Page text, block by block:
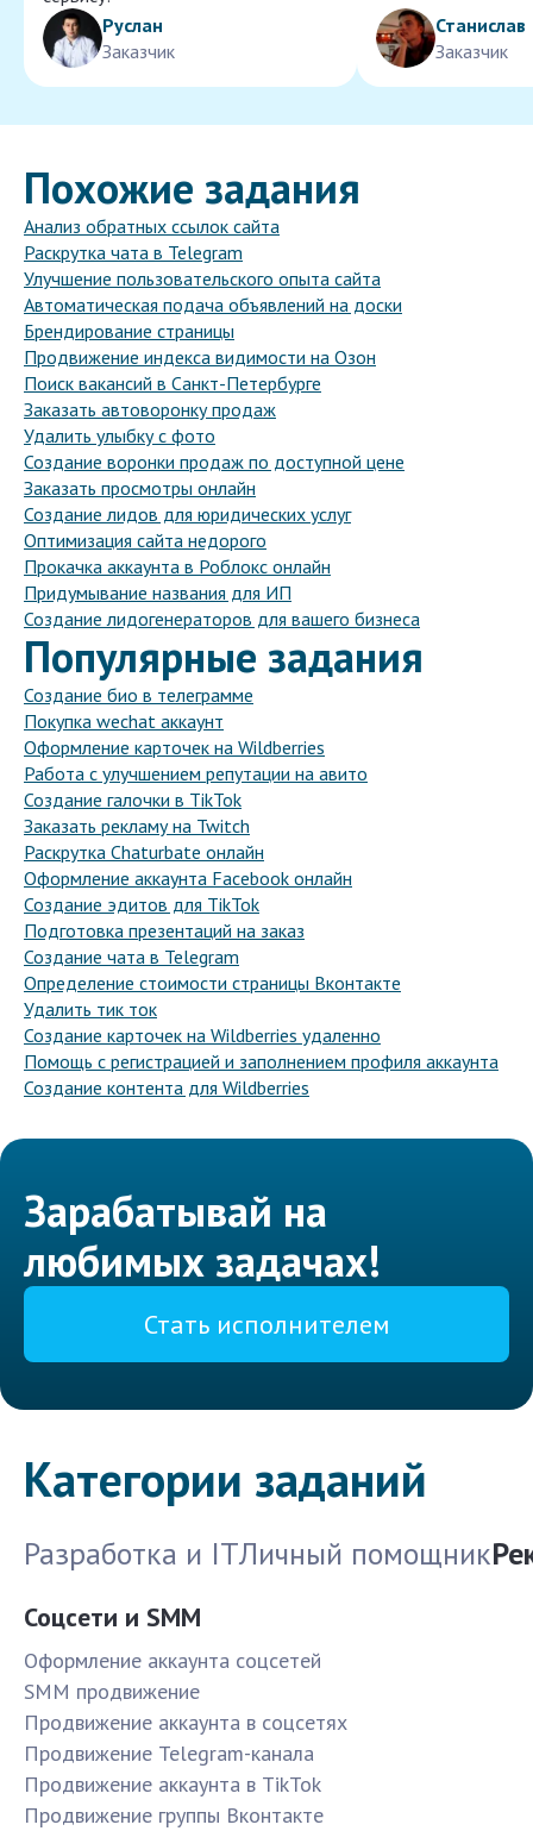
Руслан
Заказчик
Станислав
Заказчик
Похожие задания
Анализ обратных ссылок сайта
Раскрутка чата в Telegram
Улучшение пользовательского опыта сайта
Автоматическая подача объявлений на доски
Брендирование страницы
Продвижение индекса видимости на Озон
Поиск вакансий в Санкт-Петербурге
Заказать автоворонку продаж
Удалить улыбку с фото
Создание воронки продаж по доступной цене
Заказать просмотры онлайн
Создание лидов для юридических услуг
Оптимизация сайта недорого
Прокачка аккаунта в Роблокс онлайн
Придумывание названия для ИП
Создание лидогенераторов для вашего бизнеса
Популярные задания
Создание био в телеграмме
Покупка wechat аккаунт
Оформление карточек на Wildberries
Работа с улучшением репутации на авито
Создание галочки в TikTok
Заказать рекламу на Twitch
Раскрутка Chaturbate онлайн
Оформление аккаунта Facebook онлайн
Создание эдитов для TikTok
Подготовка презентаций на заказ
Создание чата в Telegram
Определение стоимости страницы Вконтакте
Удалить тик ток
Создание карточек на Wildberries удаленно
Помощь с регистрацией и заполнением профиля аккаунта
Создание контента для Wildberries
Зарабатывай на
любимых задачах!
Стать исполнителем
Категории заданий
Разработка и ITЛичный помощник
Соцсети и SMM
Оформление аккаунта соцсетей
SMM продвижение
Продвижение аккаунта в соцсетях
Продвижение Telegram-канала
Продвижение аккаунта в TikTok
Продвижение группы Вконтакте